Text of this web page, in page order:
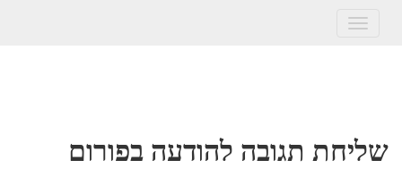
Toggle
שליחת תגובה להודעה בפורום